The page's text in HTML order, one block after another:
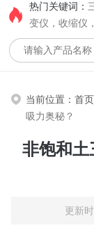
热门关键词：
变仪，收缩仪
当前位置：首页
吸力奥秘？
非饱和土
更新